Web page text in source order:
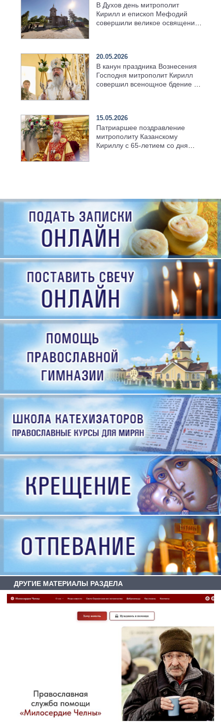
В Духов день митрополит
Кирилл и епископ Мефодий
совершили великое освящение
20.05.2026
В канун праздника Вознесения
Господня митрополит Кирилл
совершил всенощное бдение в
15.05.2026
Патриаршее поздравление
митрополиту Казанскому
Кириллу с 65-летием со дня
ДРУГИЕ МАТЕРИАЛЫ РАЗДЕЛА